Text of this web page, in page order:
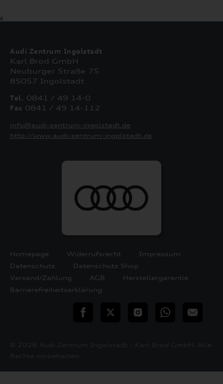
X
Audi Zentrum Ingolstadt
Karl Brod GmbH
Neuburger Straße 75
85057 Ingolstadt
Tel. 0841 / 49 14-0
Fax 0841 / 49 14-112
info@audi-zentrum-ingolstadt.de
http://www.audi-zentrum-ingolstadt.de
Homepage Widerrufsrecht
Impressum
Datenschutz
Datenschutz Shop
Versand/Zahlung
AGB
Herstellergarantie
Barrierefreiheitserklärung
teilen Twitter InstagramWhatsApp
E-